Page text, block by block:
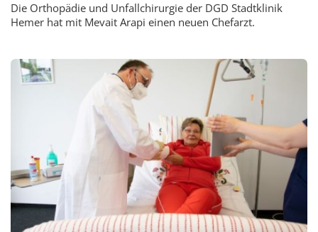
Die Orthopädie und Unfallchirurgie der DGD Stadtklinik
Hemer hat mit Mevait Arapi einen neuen Chefarzt.